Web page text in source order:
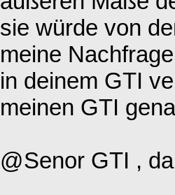
sie würde von
meine
in deinem GTI
meinen GTI
@Senor GTI ,